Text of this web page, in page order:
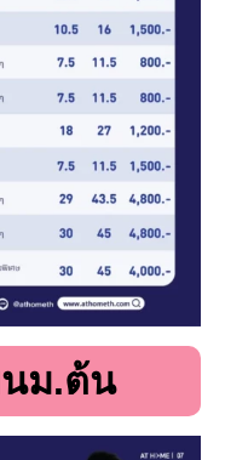
นม.ต้น